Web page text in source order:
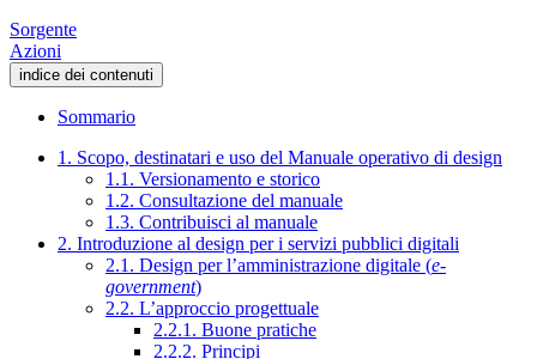
Sorgente
Azioni
indice dei contenuti
Sommario
1. Scopo, destinatari e uso del Manuale operativo di design
1.1. Versionamento e storico
1.2. Consultazione del manuale
1.3. Contribuisci al manuale
2. Introduzione al design per i servizi pubblici digitali
2.1. Design per l’amministrazione digitale (e-
government)
2.2. L’approccio progettuale
2.2.1. Buone pratiche
2.2.2. Principi